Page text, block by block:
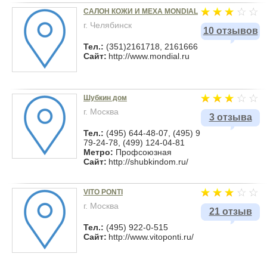
10 отзывов
САЛОН КОЖИ И МЕХА MONDIAL
г. Челябинск
Тел.: (351)2161718, 2161666
Сайт: http://www.mondial.ru
3 отзыва
Шубкин дом
г. Москва
Тел.: (495) 644-48-07, (495) 9
79-24-78, (499) 124-04-81
Метро: Профсоюзная
Сайт: http://shubkindom.ru/
21 отзыв
VITO PONTI
г. Москва
Тел.: (495) 922-0-515
Сайт: http://www.vitoponti.ru/